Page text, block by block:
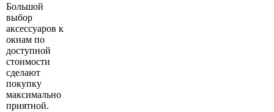
Большой
выбор
аксессуаров к
окнам по
доступной
стоимости
сделают
покупку
максимально
приятной.